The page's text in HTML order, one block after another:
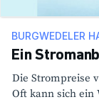
BURGWEDELER
Ein
Die Strom­preise
Oft kann sich ein